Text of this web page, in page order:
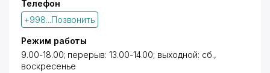
Телефон
+998...Позвонить
Режим работы
9.00-18.00; перерыв: 13.00-14.00; выходной: сб.,
воскресенье